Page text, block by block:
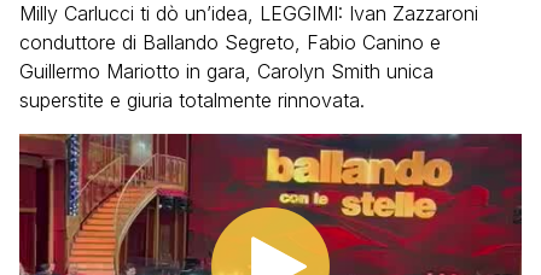
Milly Carlucci ti dò un’idea, LEGGIMI: Ivan Zazzaroni
conduttore di Ballando Segreto, Fabio Canino e
Guillermo Mariotto in gara, Carolyn Smith unica
superstite e giuria totalmente rinnovata.